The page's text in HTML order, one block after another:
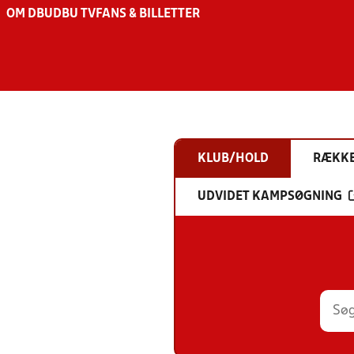
OM DBU DBU TV FANS & BILLETTER
KLUB/HOLD
UDVIDET KAMPSØGNING